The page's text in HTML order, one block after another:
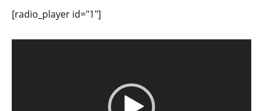
[radio_player id="1"]